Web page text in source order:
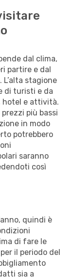
dal clima,
partire e dal
stagione
di turisti e da
hotel e attività.
più bassi
in modo
potrebbero
saranno
così
quindi è
di fare le
il periodo del
sia a